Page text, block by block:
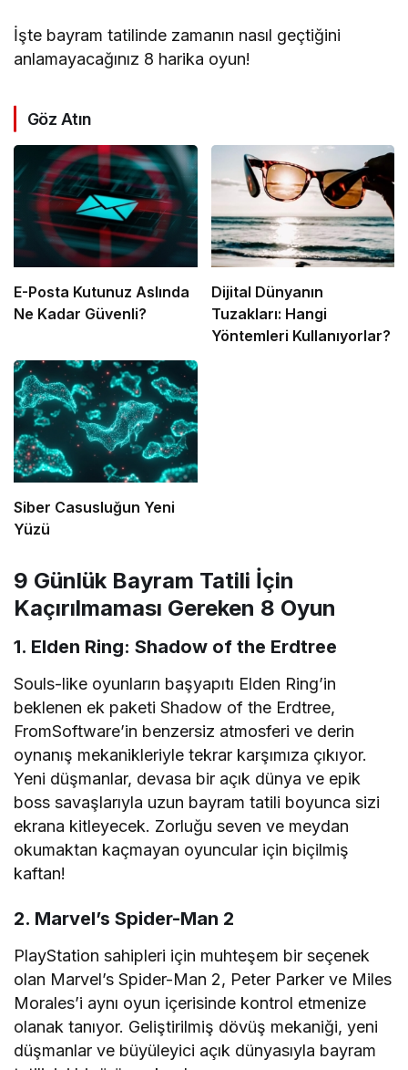
İşte bayram tatilinde zamanın nasıl geçtiğini
anlamayacağınız 8 harika oyun!
Göz Atın
E-Posta Kutunuz Aslında
Ne Kadar Güvenli?
Dijital Dünyanın
Tuzakları: Hangi
Yöntemleri Kullanıyorlar?
Siber Casusluğun Yeni
Yüzü
9 Günlük Bayram Tatili İçin
Kaçırılmaması Gereken 8 Oyun
1. Elden Ring: Shadow of the Erdtree
Souls-like oyunların başyapıtı Elden Ring’in
beklenen ek paketi Shadow of the Erdtree,
FromSoftware’in benzersiz atmosferi ve derin
oynanış mekanikleriyle tekrar karşımıza çıkıyor.
Yeni düşmanlar, devasa bir açık dünya ve epik
boss savaşlarıyla uzun bayram tatili boyunca sizi
ekrana kitleyecek. Zorluğu seven ve meydan
okumaktan kaçmayan oyuncular için biçilmiş
kaftan!
2. Marvel’s Spider-Man 2
PlayStation sahipleri için muhteşem bir seçenek
olan Marvel’s Spider-Man 2, Peter Parker ve Miles
Morales’i aynı oyun içerisinde kontrol etmenize
olanak tanıyor. Geliştirilmiş dövüş mekaniği, yeni
düşmanlar ve büyüleyici açık dünyasıyla bayram